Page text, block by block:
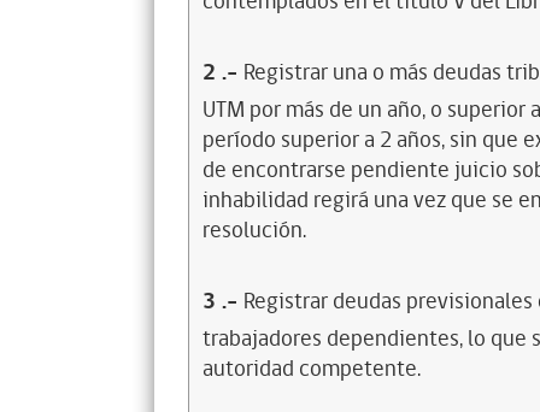
2 .- Registrar una o más deudas
UTM por más de un año, o
período superior a 2 años, sin que
de encontrarse pendiente juicio
inhabilidad regirá una vez que se
resolución.
3 .- Registrar deudas
trabajadores dependientes, lo
autoridad competente.